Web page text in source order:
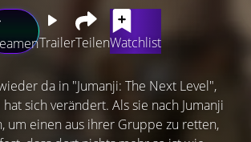
TrailerTeilenWatchlist
da in "Jumanji: The Next Level",
sich verändert. Als sie nach Jumanji
um einen aus ihrer Gruppe zu retten,